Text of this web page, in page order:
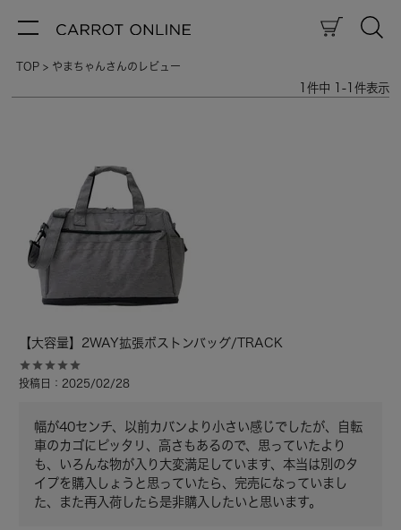
TOP やまちゃんさんのレビュー
件中 -1 件表示
【大容量】2WAY拡張ボストンバッグ/TRACK
投稿日 2025/02/28
幅が40センチ、以前カバンより小さい感じでしたが、自転
車のカゴにピッタリ、高さもあるので、思っていたより
も、いろんな物が入り大変満足しています、本当は別のタ
イプを購入しょうと思っていたら、完売になっていまし
た、また再入荷したら是非購入したいと思います。